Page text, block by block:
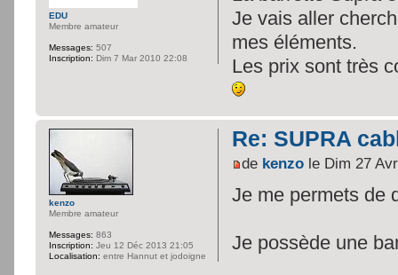
Je vais aller
mes éléments.
Les prix sont très
EDU
Membre amateur
Messages: 507
Inscription: Dim 7 Mar 2010 22:08
Re: SUPRA
de kenzo le Dim 27
Je me permets de
Je possède une
kenzo
Membre amateur
Messages: 863
Inscription: Jeu 12 Déc 2013 21:05
Localisation: entre Hannut et jodoigne